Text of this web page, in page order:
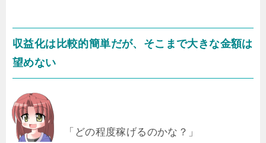
収益化は比較的簡単だが、そこまで大きな金額は
望めない
「どの程度稼げるのかな？」